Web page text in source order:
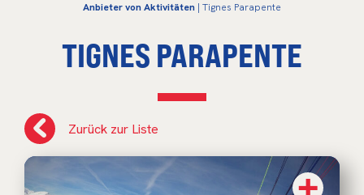
Anbieter von Aktivitäten | Tignes Parapente
TIGNES PARAPENTE
Zurück zur Liste